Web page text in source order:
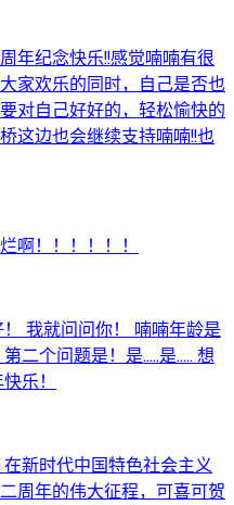
年纪念快乐!!感觉喃喃有很
家欢乐的同时，自己是否也
对自己好好的，轻松愉快的
这边也会继续支持喃喃!!也
啊！！！！！！
我就问问你！ 喃喃年龄是
二个问题是！是.....是..... 想
乐！
新时代中国特色社会主义
周年的伟大征程，可喜可贺